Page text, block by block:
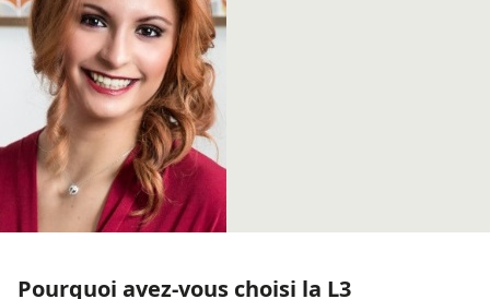
Pourquoi avez-vous choisi la L3